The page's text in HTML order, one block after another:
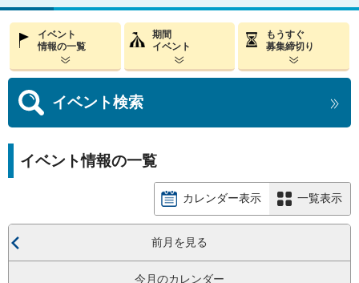
イベント
情報の一覧
期間
イベント
もうすぐ
募集締切り
イベント検索
イベント情報の一覧
カレンダー表示 一覧表示
前月を見る
今月のカレンダー